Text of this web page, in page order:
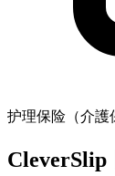
护理保险（介護
CleverSlip